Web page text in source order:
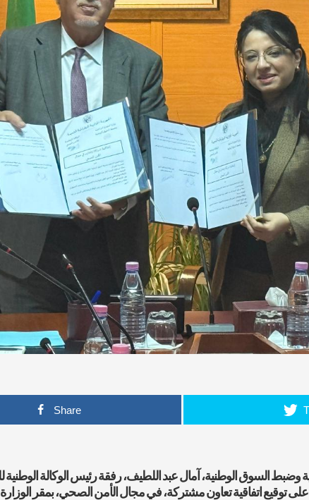
Share
على توقيع اتفاقية تعاون مشتركة، في مجال الأمن الصحي، بمقر الوزارة